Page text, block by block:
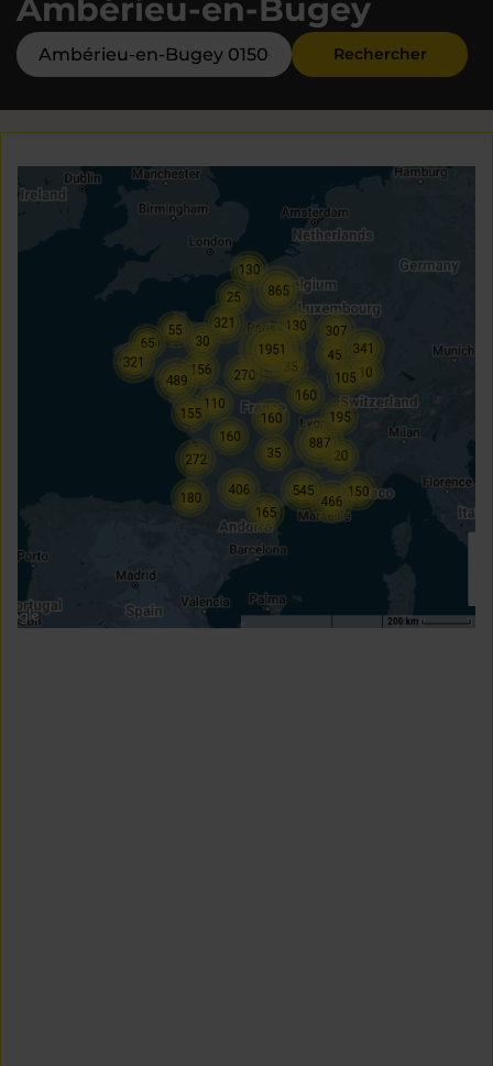
Ambérieu-en-Bugey
Rechercher